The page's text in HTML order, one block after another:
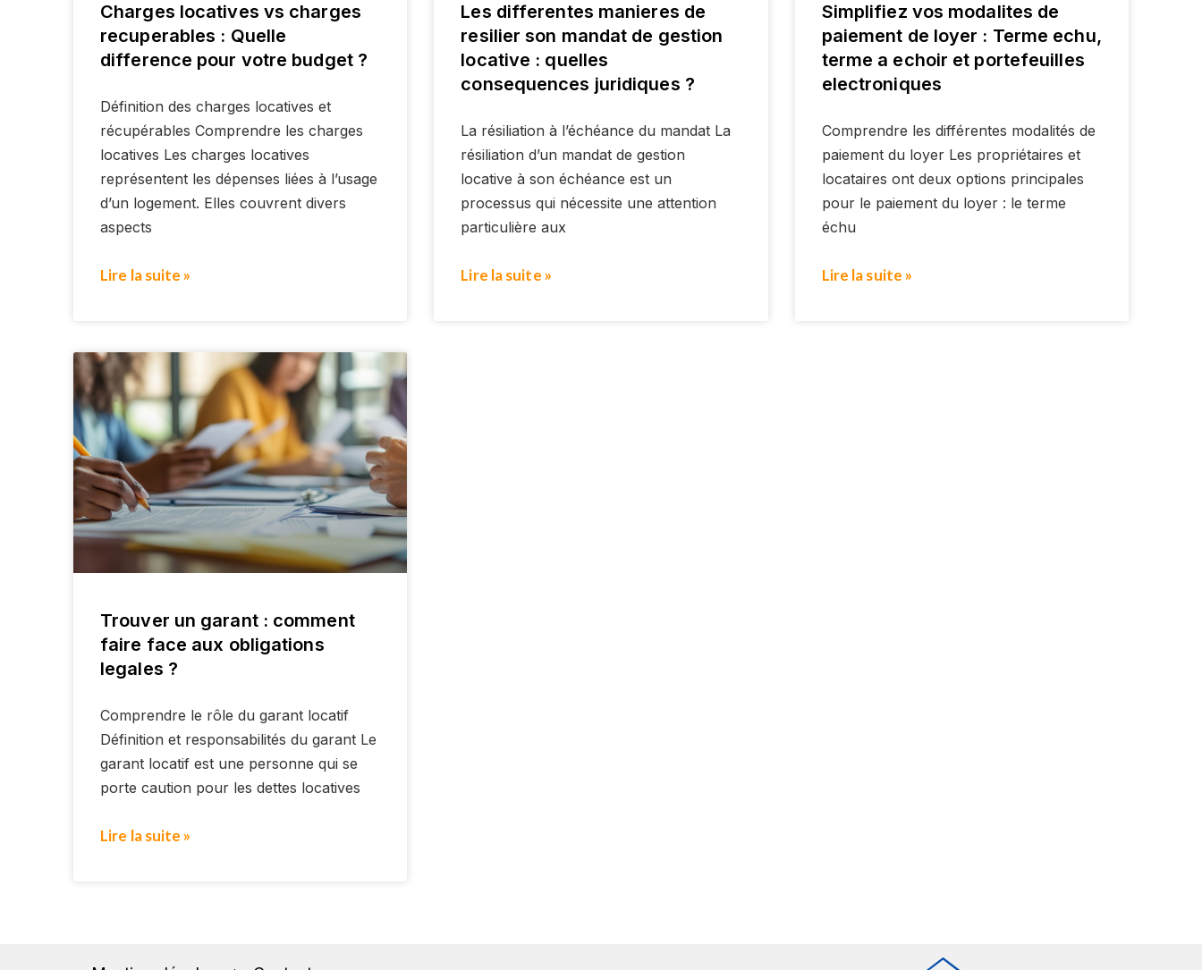
Charges locatives vs charges
recuperables : Quelle
difference pour votre budget ?
Définition des charges locatives et
récupérables Comprendre les charges
locatives Les charges locatives
représentent les dépenses liées à l’usage
d’un logement. Elles couvrent divers
aspects
Lire la suite »
Les differentes manieres de
resilier son mandat de gestion
locative : quelles
consequences juridiques ?
La résiliation à l’échéance du mandat La
résiliation d’un mandat de gestion
locative à son échéance est un
processus qui nécessite une attention
particulière aux
Lire la suite »
Simplifiez vos modalites de
paiement de loyer : Terme echu,
terme a echoir et portefeuilles
electroniques
Comprendre les différentes modalités de
paiement du loyer Les propriétaires et
locataires ont deux options principales
pour le paiement du loyer : le terme
échu
Lire la suite »
Trouver un garant : comment
faire face aux obligations
legales ?
Comprendre le rôle du garant locatif
Définition et responsabilités du garant Le
garant locatif est une personne qui se
porte caution pour les dettes locatives
Lire la suite »